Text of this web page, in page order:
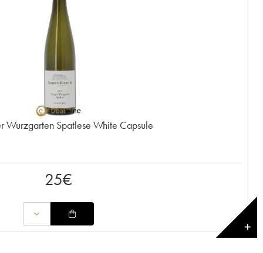
Spatlese White Capsule
25€
✕